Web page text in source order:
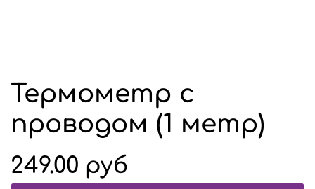
Термометр с
проводом (1 метр)
249.00 руб